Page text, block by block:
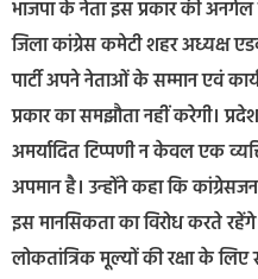
भाजपा के नेता इस प्रकार की
जिला कांग्रेस कमेटी शहर अध्यक्ष
पार्टी अपने नेताओं के सम्मान एवं
प्रकार का समझौता नहीं करेगी।
अमर्यादित टिप्पणी न केवल एक
अपमान है। उन्होंने कहा कि
इस मानसिकता का विरोध करते
लोकतांत्रिक मूल्यों की रक्षा के